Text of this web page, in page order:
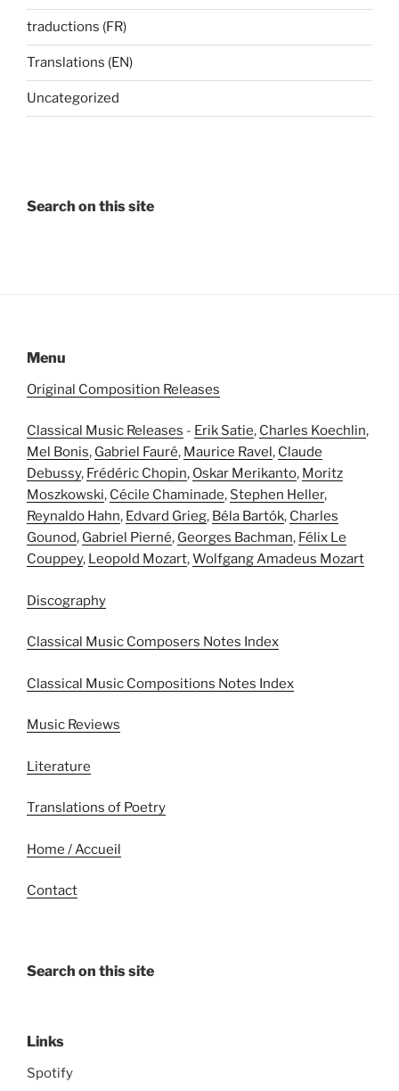
traductions (FR)
Translations (EN)
Uncategorized
Search on this site
Menu
Original Composition Releases
Classical Music Releases - Erik Satie, Charles Koechlin,
Mel Bonis, Gabriel Fauré, Maurice Ravel , Claude
Debussy, Frédéric Chopin, Oskar Merikanto, Moritz
Moszkowski, Cécile Chaminade, Stephen Heller,
Reynaldo Hahn, Edvard Grieg, Béla Bartók, Charles
Gounod, Gabriel Pierné, Georges Bachman, Félix Le
Couppey, Leopold Mozart,Wolfgang Amadeus Mozart
Discography
Classical Music Composers Notes Index
Classical Music Compositions Notes Index
Music Reviews
Literature
Translations of Poetry
Home / Accueil
Contact
Search on this site
Links
Spotify